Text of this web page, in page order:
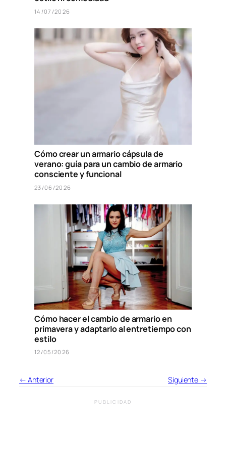
14/07/2026
Cómo crear un armario cápsula de
verano: guía para un cambio de armario
consciente y funcional
23/06/2026
Cómo hacer el cambio de armario en
primavera y adaptarlo al entretiempo con
estilo
12/05/2026
← Anterior Siguiente →
PUBLICIDAD